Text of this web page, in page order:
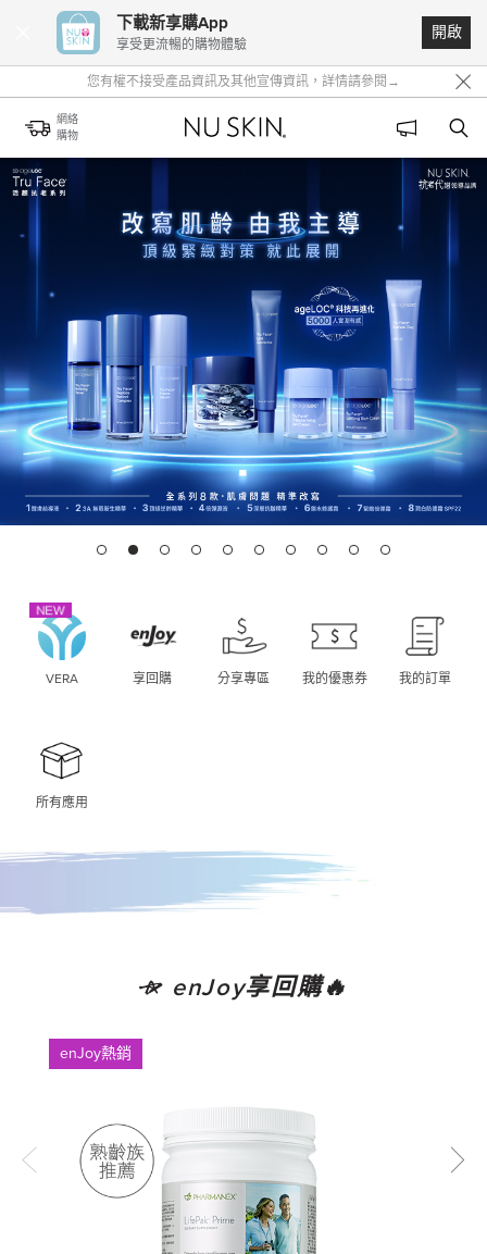
下載新享購App
享受更流暢的購物體驗
開啟
您有權不接受產品資訊及其他宣傳資訊，詳情請參閱→
請勿購買及使用任何來源不明之產品。詳情請見 👉
🎯警惕非官方管道，遠離假貨陷阱！👉
網絡
購物
VERA 享回購 分享專區 我的優惠券 我的訂單
所有應用
enJoy享回購🔥
enJoy熱銷